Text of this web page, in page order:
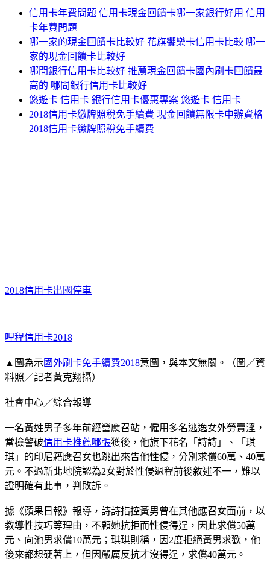
信用卡年費問題 信用卡現金回饋卡哪一家銀行好用 信用
卡年費問題
哪一家的現金回饋卡比較好 花旗饗樂卡信用卡比較 哪一
家的現金回饋卡比較好
哪間銀行信用卡比較好 推薦現金回饋卡國內刷卡回饋最
高的 哪間銀行信用卡比較好
悠遊卡 信用卡 銀行信用卡優惠專案 悠遊卡 信用卡
2018信用卡繳牌照稅免手續費 現金回饋無限卡申辦資格
2018信用卡繳牌照稅免手續費
2018信用卡出國停車
哩程信用卡2018
▲圖為示 國外刷卡免手續費2018意圖，與本文無關。（圖／資
料照／記者黃克翔攝）
社會中心／綜合報導
一名黃姓男子多年前經營應召站，僱用多名逃逸女外勞賣淫，
當檢警破信用卡推薦哪張獲後，他旗下花名「詩詩」、「琪
琪」的印尼籍應召女也跳出來告他性侵，分別求償60萬、40萬
元。不過新北地院認為2女對於性侵過程前後敘述不一，難以
證明確有此事，判敗訴。
據《蘋果日報》報導，詩詩指控黃男曾在其他應召女面前，以
教導性技巧等理由，不顧她抗拒而性侵得逞，因此求償50萬
元、向池男求償10萬元；琪琪則稱，因2度拒絕黃男求歡，他
後來都想硬著上，但因嚴厲反抗才沒得逞，求償40萬元。